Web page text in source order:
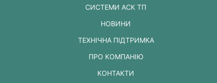
СИСТЕМИ АСК ТП
НОВИНИ
ТЕХНІЧНА ПІДТРИМКА
ПРО КОМПАНІЮ
КОНТАКТИ